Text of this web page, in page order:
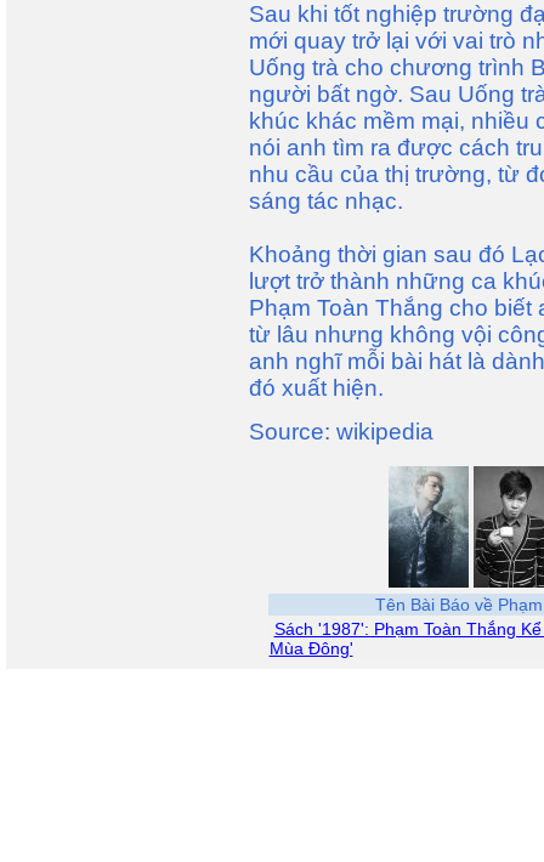
Sau khi tốt nghiệp trường
mới quay trở lại với vai trò
Uống trà cho chương trình
người bất ngờ. Sau Uống
khúc khác mềm mại, nhiều
nói anh tìm ra được cách
nhu cầu của thị trường, từ
sáng tác nhạc.
Khoảng thời gian sau đó
lượt trở thành những ca
Phạm Toàn Thắng cho
từ lâu nhưng không vội
anh nghĩ mỗi bài hát là
đó xuất hiện.
Source: wikipedia
Tên Bài Báo về
Sách '1987': Phạm Toàn Thắng
Mùa Đông'